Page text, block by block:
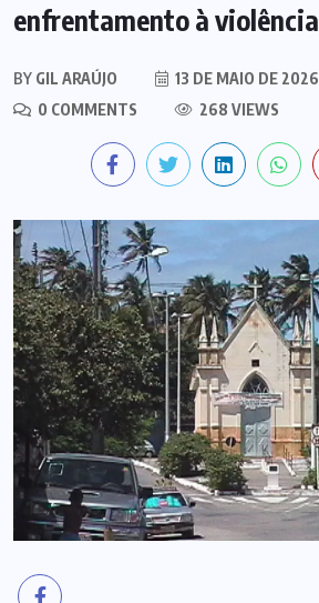
enfrentamento à violência
BY GIL ARAÚJO
13 DE MAIO DE 2026
0 COMMENTS
268 VIEWS